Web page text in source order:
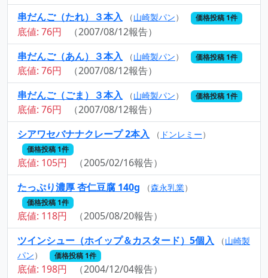
串だんご（たれ）３本入
（山崎製パン） 価格投稿 1件
底値: 76円
（2007/08/12報告）
串だんご（あん）３本入
（山崎製パン） 価格投稿 1件
底値: 76円
（2007/08/12報告）
串だんご（ごま）３本入
（山崎製パン） 価格投稿 1件
底値: 76円
（2007/08/12報告）
シアワセバナナクレープ 2本入
（ ドンレミー）
価格投稿 1件
底値: 105円
（2005/02/16報告）
たっぷり濃厚 杏仁豆腐 140g
（森永乳業）
価格投稿 1件
底値: 118円
（2005/08/20報告）
ツインシュー（ホイップ＆カスタード）5個入
（山崎製
パン） 価格投稿 1件
底値: 198円
（2004/12/04報告）